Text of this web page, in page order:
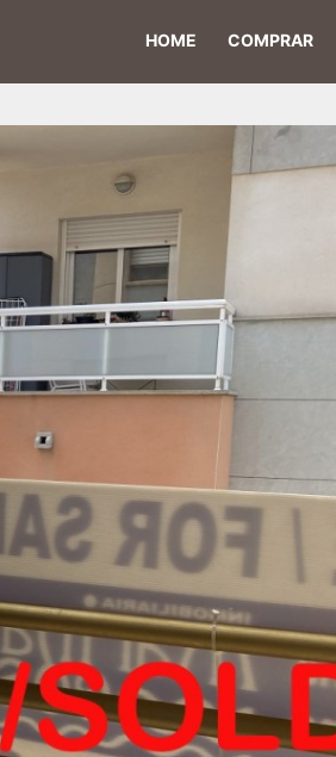
HOME COMPRAR